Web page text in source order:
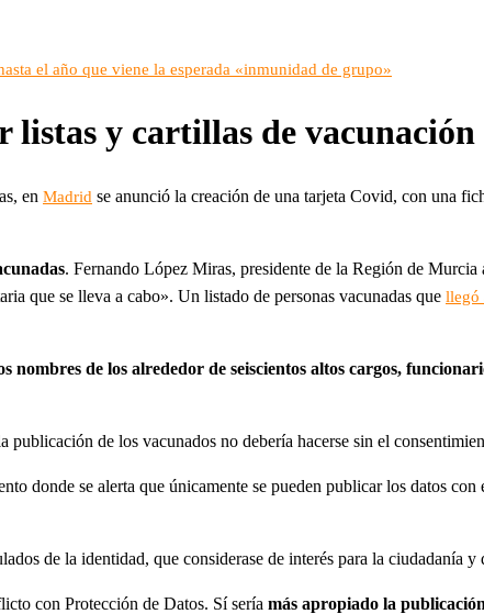
el año que viene la esperada «inmunidad de grupo»
listas y cartillas de vacunación
en Madrid se anunció la creación de una tarjeta Covid, con una
. Fernando López Miras, presidente de la Región de Murcia
que se lleva a cabo». Un listado de personas vacunadas que llegó
nombres de los alrededor de seiscientos altos cargos,
de los vacunados no debería hacerse sin el
donde se alerta que únicamente se pueden publicar los datos
de la identidad, que considerase de interés para la ciudadanía
con Protección de Datos. Sí sería más apropiado la